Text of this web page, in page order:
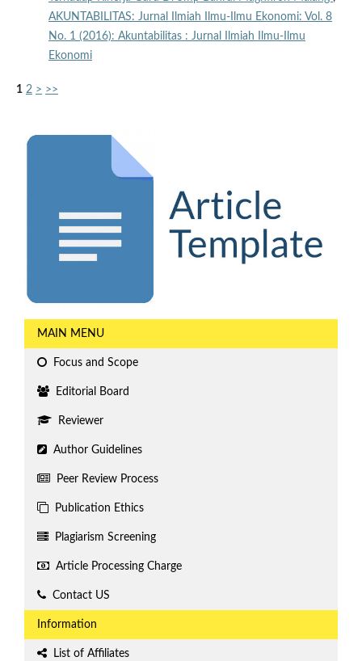
AKUNTABILITAS: Jurnal Ilmiah Ilmu-Ilmu Ekonomi: Vol. 8
No. 1 (2016): Akuntabilitas : Jurnal Ilmiah Ilmu-Ilmu
Ekonomi
1 2 > >>
MAIN MENU
Focus and Scope
Editorial Board
Reviewer
Author Guidelines
Peer Review Process
Publication Ethics
Plagiarism Screening
Article Processing Charge
Contact US
Information
List of Affiliates